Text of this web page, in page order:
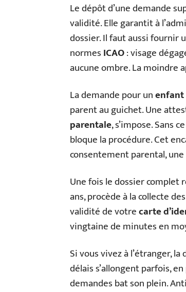
Le dépôt d’une demande
validité. Elle garantit à
dossier. Il faut aussi fournir
normesICAO: visage
aucune ombre. La moindre
La demande pour un
parent au guichet. Une
parentale, s’impose. Sans
bloque la procédure. Cet
consentement parental,
Une fois le dossier complet
ans, procède à la collecte
validité de votrecarte
vingtaine de minutes en
Si vous vivez à l’étranger, la
délais s’allongent parfois,
demandes bat son plein.